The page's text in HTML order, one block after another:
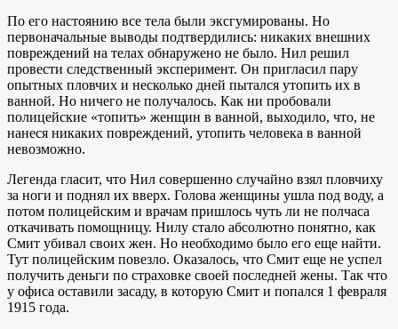
По его настоянию все тела были эксгумированы. Но
первоначальные выводы подтвердились: никаких внешних
повреждений на телах обнаружено не было. Нил решил
провести следственный эксперимент. Он пригласил пару
опытных пловчих и несколько дней пытался утопить их в
ванной. Но ничего не получалось. Как ни пробовали
полицейские «топить» женщин в ванной, выходило, что, не
нанеся никаких повреждений, утопить человека в ванной
невозможно.
Легенда гласит, что Нил совершенно случайно взял пловчиху
за ноги и поднял их вверх. Голова женщины ушла под воду, а
потом полицейским и врачам пришлось чуть ли не полчаса
откачивать помощницу. Нилу стало абсолютно понятно, как
Смит убивал своих жен. Но необходимо было его еще найти.
Тут полицейским повезло. Оказалось, что Смит еще не успел
получить деньги по страховке своей последней жены. Так что
у офиса оставили засаду, в которую Смит и попался 1 февраля
1915 года.